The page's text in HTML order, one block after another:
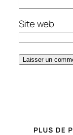
Site web
PLUS DE